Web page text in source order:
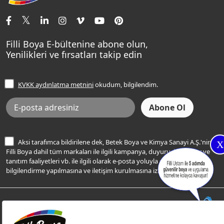
X
Tavan Boyaları
Ev Bakım ve Hobi Boyaları
Yatak Odası Renkleri
Sentomaxx Sentetik Boya
Sentomaxx İpeksi Mat
Momento Life
Şampanya Rengi
Açık Mavi Rengi
Frezya Rengi
İletişim Bilgilerimiz
Renk Danışma
Filli Ustam
Sıkça Sorulan Sorular
Ücretsiz Yalıtım Keşif Hizmeti
Bilgi Toplumu Hizmetleri
İnternet Sitesi Kullanım Koşulları
KVKK Talep Formu
KVKK Aydınlatma Metni
Filli Boya E-bültenine abone olun,
Yenilikleri ve fırsatları takip edin
KVKK aydınlatma metniniokudum, bilgilendim.
Aksi tarafımca bildirilene dek, Betek Boya ve Kimya Sanayi A.Ş.'nin
Filli Boya dahil tüm markaları ile ilgili kampanya, duyuru, hizmetler ve
tanıtım faaliyetleri vb. ile ilgili olarak e-posta yoluyla şahsıma
bilgilendirme yapılmasına ve iletişim kurulmasına izin veriyorum.